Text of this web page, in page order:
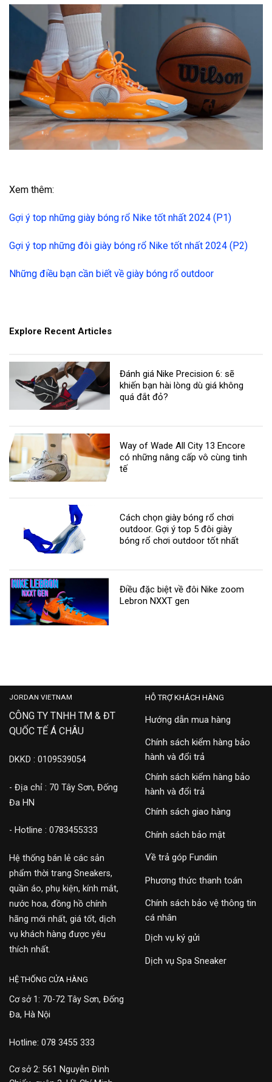
Xem thêm:
Gợi ý top những giày bóng rổ Nike tốt nhất 2024 (P1)
Gợi ý top những đôi giày bóng rổ Nike tốt nhất 2024 (P2)
Những điều bạn cần biết về giày bóng rổ outdoor
Explore Recent Articles
Đánh giá Nike Precision 6: sẽ
khiến bạn hài lòng dù giá không
quá đắt đỏ?
Way of Wade All City 13 Encore
có những nâng cấp vô cùng tinh
tế
Cách chọn giày bóng rổ chơi
outdoor. Gợi ý top 5 đôi giày
bóng rổ chơi outdoor tốt nhất
Điều đặc biệt về đôi Nike zoom
Lebron NXXT gen
JORDAN VIETNAM
CÔNG TY TNHH TM & ĐT
QUỐC TẾ Á CHÂU
DKKD : 0109539054
- Địa chỉ : 70 Tây Sơn, Đống
Đa HN
- Hotline : 0783455333
Hệ thống bán lẻ các sản
phẩm thời trang Sneakers,
quần áo, phụ kiện, kính mắt,
nước hoa, đồng hồ chính
hãng mới nhất, giá tốt, dịch
vụ khách hàng được yêu
thích nhất.
HỖ TRỢ KHÁCH HÀNG
Hướng dẫn mua hàng
Chính sách kiểm hàng bảo
hành và đổi trả
Chính sách kiểm hàng bảo
hành và đổi trả
Chính sách giao hàng
Chính sách bảo mật
Về trả góp Fundiin
Phương thức thanh toán
Chính sách bảo vệ thông tin
cá nhân
Dịch vụ ký gửi
Dịch vụ Spa Sneaker
HỆ THỐNG CỬA HÀNG
Cơ sở 1: 70-72 Tây Sơn, Đống
Đa, Hà Nội
Hotline: 078 3455 333
Cơ sở 2: 561 Nguyễn Đình